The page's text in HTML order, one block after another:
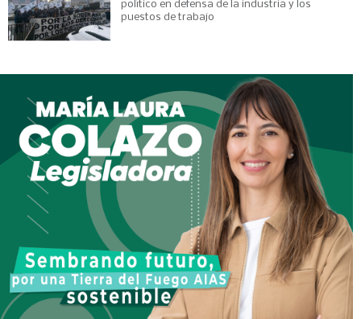
político en defensa de la industria y los
puestos de trabajo